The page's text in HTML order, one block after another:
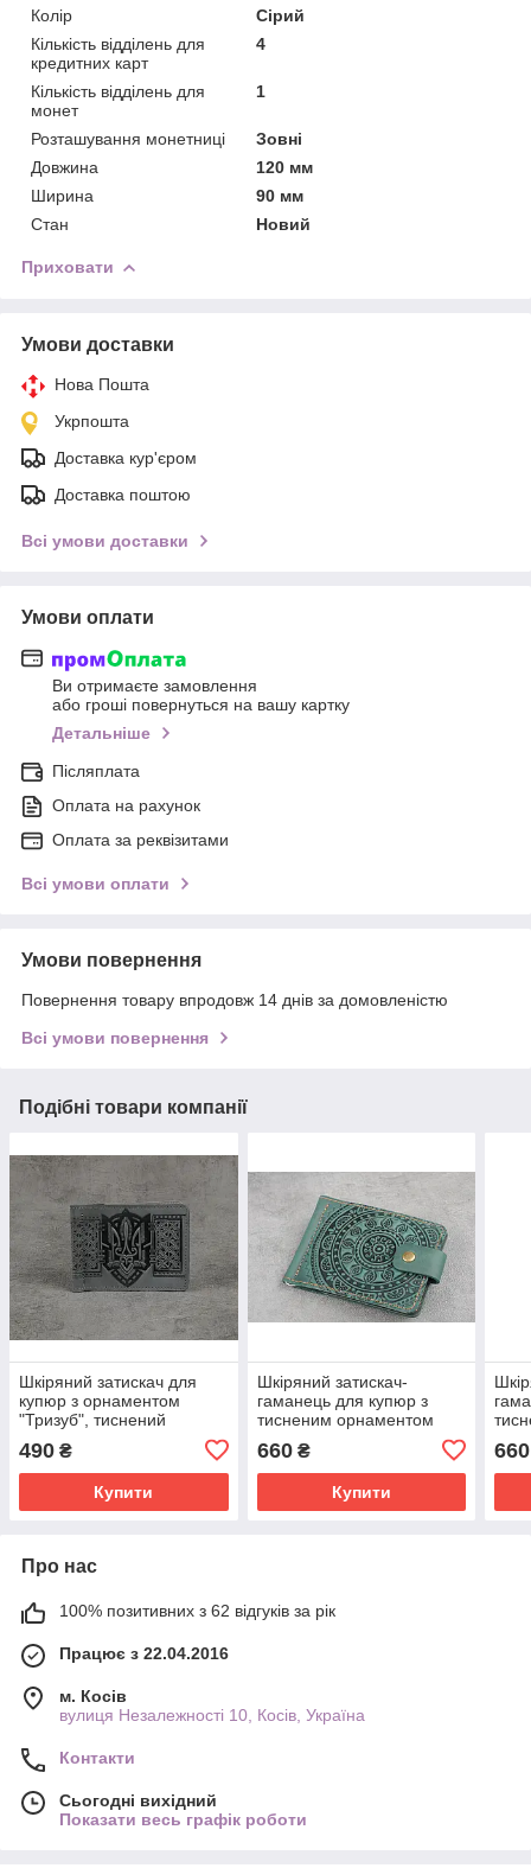
Колір
Сірий
Кількість відділень для
кредитних карт
4
Кількість відділень для
монет
1
Розташування монетниці
Зовні
Довжина
120 мм
Ширина
90 мм
Стан
Новий
Приховати
Умови доставки
Нова Пошта
Укрпошта
Доставка кур'єром
Доставка поштою
Всі умови доставки
Умови оплати
Ви отримаєте замовлення
або гроші повернуться на вашу картку
Детальніше
Післяплата
Оплата на рахунок
Оплата за реквізитами
Всі умови оплати
Умови повернення
Повернення товару впродовж 14 днів за домовленістю
Всі умови повернення
Подібні товари компанії
Шкіряний затискач для
купюр з орнаментом
"Тризуб", тиснений
орнамент, сірого кольору,
11х8 см
490 ₴
Купити
Шкіряний затискач-
гаманець для купюр з
тисненим орнаментом
шкіра, зеленого кольору,
12х9 см
660₴
Купити
660
Про нас
100% позитивних з 62 відгуків за рік
Працює з 22.04.2016
м. Косів
вулиця Незалежності 10, Косів, Україна
Контакти
Сьогодні вихідний
Показати весь графік роботи